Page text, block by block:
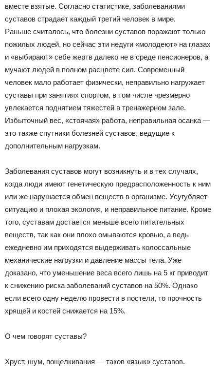
вместе взятые. Согласно статистике, заболеваниями
суставов страдает каждый третий человек в мире.
Раньше считалось, что болезни суставов поражают только
пожилых людей, но сейчас эти недуги «молодеют» на глазах
и «выбирают» себе жертв далеко не в среде пенсионеров, а
мучают людей в полном расцвете сил. Современный
человек мало работает физически, неправильно нагружает
суставы при занятиях спортом, в том числе чрезмерно
увлекается поднятием тяжестей в тренажерном зале.
Избыточный вес, «стоячая» работа, неправильная осанка —
это также спутники болезней суставов, ведущие к
дополнительным нагрузкам.
Заболевания суставов могут возникнуть и в тех случаях,
когда люди имеют генетическую предрасположенность к ним
или же нарушается обмен веществ в организме. Усугубляет
ситуацию и плохая экология, и неправильное питание. Кроме
того, суставам достается меньше всего питательных
веществ, так как они плохо омываются кровью, а ведь
ежедневно им приходятся выдерживать колоссальные
механические нагрузки и давление массы тела. Уже
доказано, что уменьшение веса всего лишь на 5 кг приводит
к снижению риска заболеваний суставов на 50%. Однако
если всего одну неделю провести в постели, то прочность
хрящей и костей снижается на 15%.
О чем говорят суставы?
Хруст, шум, пощелкивания — таков «язык» суставов.